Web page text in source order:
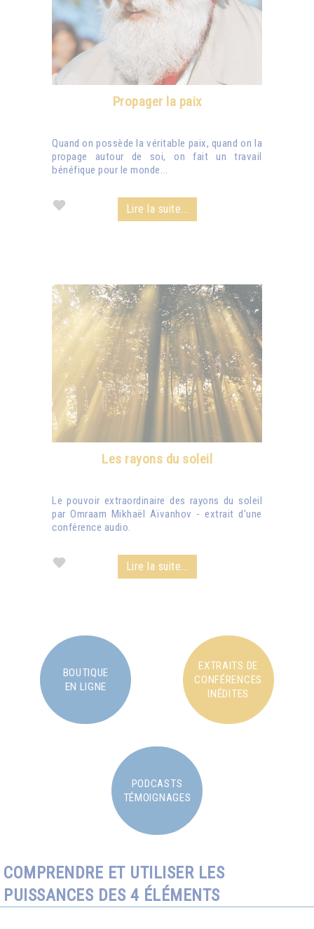
Propager la paix
Quand on possède la véritable paix, quand on la
propage autour de soi, on fait un travail
bénéfique pour le monde...
Lire la suite...
Les rayons du soleil
Le pouvoir extraordinaire des rayons du soleil
par Omraam Mikhaël Aïvanhov - extrait d'une
conférence audio.
Lire la suite...
BOUTIQUE
EN LIGNE
EXTRAITS DE
CONFÉRENCES
INÉDITES
PODCASTS
TÉMOIGNAGES
COMPRENDRE ET UTILISER LES
PUISSANCES DES 4 ÉLÉMENTS